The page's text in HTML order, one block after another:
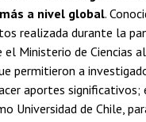
a nivel global.
realizada durante la
el Ministerio de Ciencias
permitieron a
aportes significativos;
Universidad de Chile,